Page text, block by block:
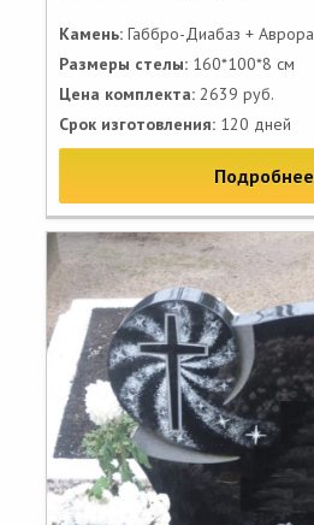
Камень: Габбро-Диабаз + Аврора
Размеры стелы: 160*100*8 см
Цена комплекта: 2639 руб.
Срок изготовления: 120 дней
Подробнее